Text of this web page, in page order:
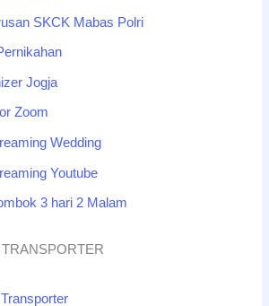
SKCK Mabas Polri
Jogja
Zoom
Wedding
Youtube
3 hari 2 Malam